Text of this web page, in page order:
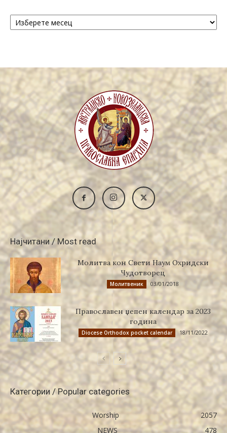
Архива
Најчитани / Most read
Молитва кон Свети Наум Охридски
Чудотворец
Молитвеник 03/01/2018
Православен џепен календар за 2023
година
Diocese Orthodox pocket calendar 18/11/2022
Категории / Popular categories
Worship
2057
NEWS
478